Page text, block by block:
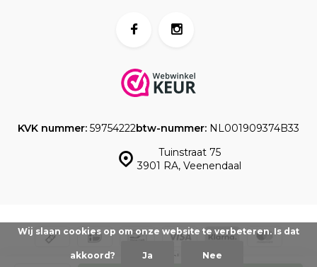
Tuinstraat 75
3901 RA, Veenendaal
KVK nummer: 59754222btw-nummer: NL001909374B33
Wij slaan cookies op om onze website te verbeteren. Is dat
akkoord? Ja Nee